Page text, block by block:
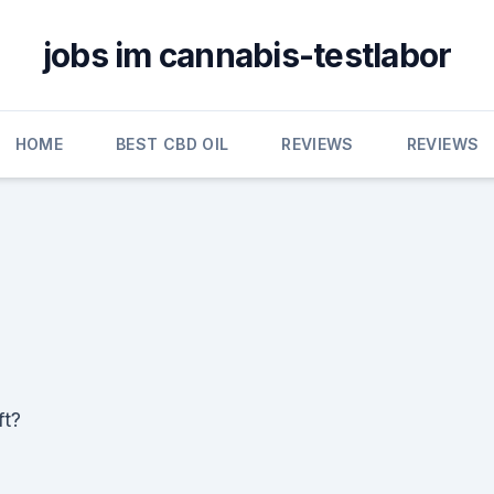
jobs im cannabis-testlabor
HOME BEST CBD OIL REVIEWS REVIEWS